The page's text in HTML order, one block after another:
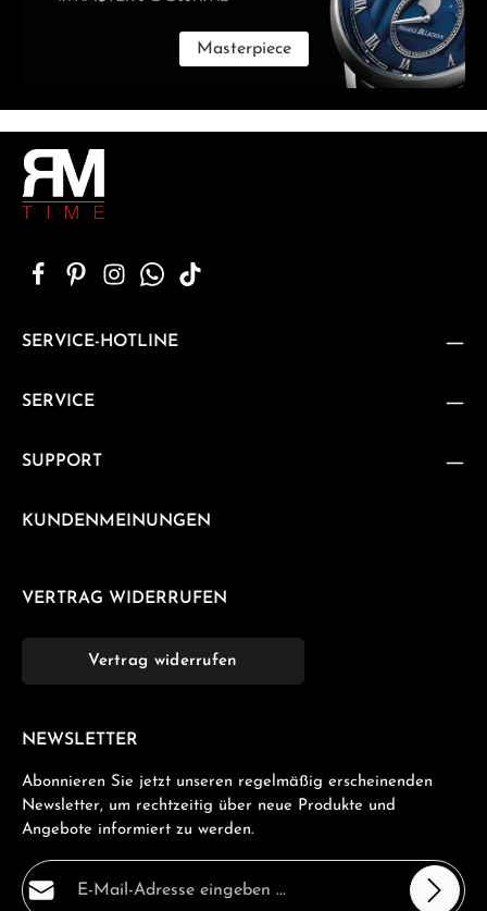
Masterpiece
SERVICE-HOTLINE
SERVICE
SUPPORT
KUNDENMEINUNGEN
VERTRAG WIDERRUFEN
Vertrag widerrufen
NEWSLETTER
Abonnieren Sie jetzt unseren regelmäßig erscheinenden
Newsletter, um rechtzeitig über neue Produkte und
Angebote informiert zu werden.
E-Mail-Adresse*